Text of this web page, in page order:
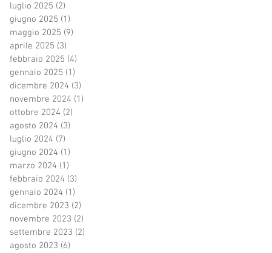
luglio 2025 (2)
giugno 2025 (1)
maggio 2025 (9)
aprile 2025 (3)
febbraio 2025 (4)
gennaio 2025 (1)
dicembre 2024 (3)
novembre 2024 (1)
ottobre 2024 (2)
agosto 2024 (3)
luglio 2024 (7)
giugno 2024 (1)
marzo 2024 (1)
febbraio 2024 (3)
gennaio 2024 (1)
dicembre 2023 (2)
novembre 2023 (2)
settembre 2023 (2)
agosto 2023 (6)